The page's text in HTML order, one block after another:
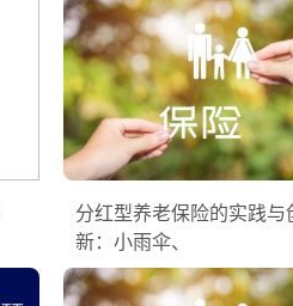
分红型养老保险的实践与
新：小雨伞、